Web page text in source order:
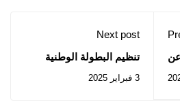
Next post
تنظيم البطولة الوطنية
اليابس (ذكور وإناث)
3 فبراير 2025